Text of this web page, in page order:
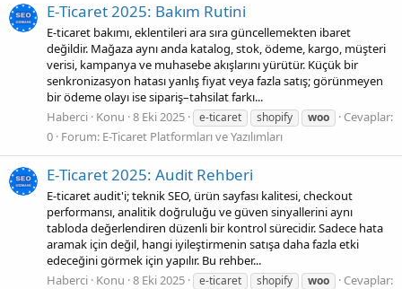
E‑Ticaret 2025: Bakım Rutini
E‑ticaret bakımı, eklentileri ara sıra güncellemekten ibaret
değildir. Mağaza aynı anda katalog, stok, ödeme, kargo, müşteri
verisi, kampanya ve muhasebe akışlarını yürütür. Küçük bir
senkronizasyon hatası yanlış fiyat veya fazla satış; görünmeyen
bir ödeme olayı ise sipariş–tahsilat farkı...
Haberci Konu 8 Eki 2025 e-ticaret shopify woo
Cevaplar:
0 Forum: E-Ticaret Platformları ve Yazılımları
E‑Ticaret 2025: Audit Rehberi
E-ticaret audit'i; teknik SEO, ürün sayfası kalitesi, checkout
performansı, analitik doğruluğu ve güven sinyallerini aynı
tabloda değerlendiren düzenli bir kontrol sürecidir. Sadece hata
aramak için değil, hangi iyileştirmenin satışa daha fazla etki
edeceğini görmek için yapılır. Bu rehber...
Haberci Konu 8 Eki 2025 e-ticaret shopify woo
Cevaplar: